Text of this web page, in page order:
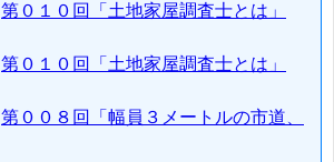
第０１０回「土地家屋調査士とは」
第０１０回「土地家屋調査士とは」
第００８回「幅員３メートルの市道、